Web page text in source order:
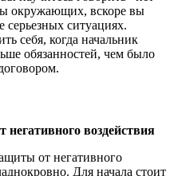
окружающих, вскоре вы
серьезных ситуациях.
себя, когда начальник
обязанностей, чем было
негативного воздействия
от негативного
Для начала стоит